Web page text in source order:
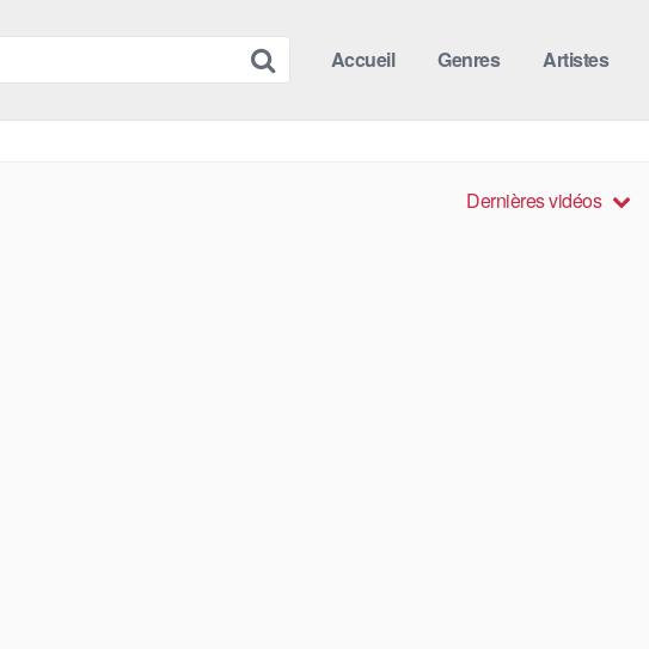
Accueil Genres Artistes
Dernières vidéos